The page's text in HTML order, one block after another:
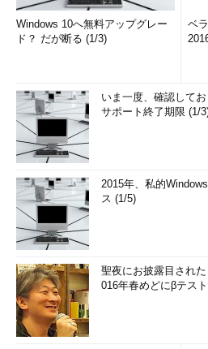
Windows 10へ無料アップグレー
ド？ だが断る (1/3)
ベ
いま一度、確認して
サポート終了期限 (1/
2015年、私的
ス (1/5)
聖夜にお披露目され
016年春めどにβテス